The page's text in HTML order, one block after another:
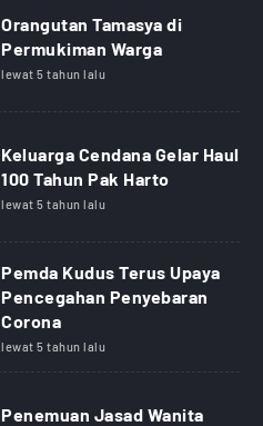
Orangutan Tamasya di
Permukiman Warga
lewat 5 tahun lalu
Keluarga Cendana Gelar Haul
100 Tahun Pak Harto
lewat 5 tahun lalu
Pemda Kudus Terus Upaya
Pencegahan Penyebaran
Corona
lewat 5 tahun lalu
Penemuan Jasad Wanita